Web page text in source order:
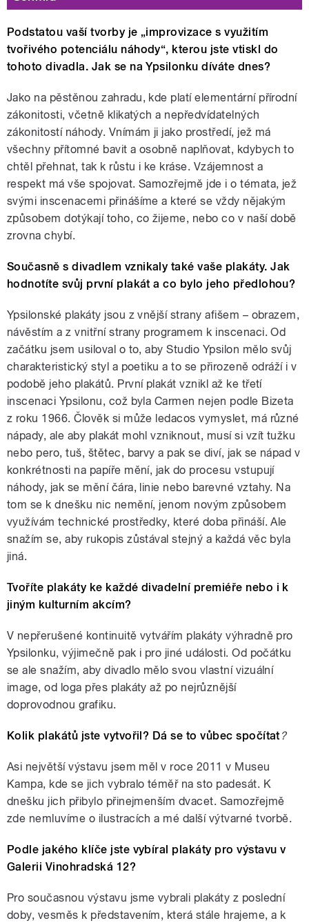
Podstatou vaší tvorby je „improvizace s využitím
tvořivého potenciálu náhody“, kterou jste vtiskl do
tohoto divadla. Jak se na Ypsilonku díváte dnes?
Jako na pěstěnou zahradu, kde platí elementární přírodní
zákonitosti, včetně klikatých a nepředvídatelných
zákonitostí náhody. Vnímám ji jako prostředí, jež má
všechny přítomné bavit a osobně naplňovat, kdybych to
chtěl přehnat, tak k růstu i ke kráse. Vzájemnost a
respekt má vše spojovat. Samozřejmě jde i o témata, jež
svými inscenacemi přinášíme a které se vždy nějakým
způsobem dotýkají toho, co žijeme, nebo co v naší době
zrovna chybí.
Současně s divadlem vznikaly také vaše plakáty. Jak
hodnotíte svůj první plakát a co bylo jeho předlohou?
Ypsilonské plakáty jsou z vnější strany afišem – obrazem,
návěstím a z vnitřní strany programem k inscenaci. Od
začátku jsem usiloval o to, aby Studio Ypsilon mělo svůj
charakteristický styl a poetiku a to se přirozeně odráží i v
podobě jeho plakátů. První plakát vznikl až ke třetí
inscenaci Ypsilonu, což byla Carmen nejen podle Bizeta
z roku 1966. Člověk si může ledacos vymyslet, má různé
nápady, ale aby plakát mohl vzniknout, musí si vzít tužku
nebo pero, tuš, štětec, barvy a pak se diví, jak se nápad v
konkrétnosti na papíře mění, jak do procesu vstupují
náhody, jak se mění čára, linie nebo barevné vztahy. Na
tom se k dnešku nic nemění, jenom novým způsobem
využívám technické prostředky, které doba přináší. Ale
snažím se, aby rukopis zůstával stejný a každá věc byla
jiná.
Tvoříte plakáty ke každé divadelní premiéře nebo i k
jiným kulturním akcím?
V nepřerušené kontinuitě vytvářím plakáty výhradně pro
Ypsilonku, výjimečně pak i pro jiné události. Od počátku
se ale snažím, aby divadlo mělo svou vlastní vizuální
image, od loga přes plakáty až po nejrůznější
doprovodnou grafiku.
Kolik plakátů jste vytvořil? Dá se to vůbec spočítat ?
Asi největší výstavu jsem měl v roce 2011 v Museu
Kampa, kde se jich vybralo téměř na sto padesát. K
dnešku jich přibylo přinejmenším dvacet. Samozřejmě
zde nemluvíme o ilustracích a mé další výtvarné tvorbě.
Podle jakého klíče jste vybíral plakáty pro výstavu v
Galerii Vinohradská 12?
Pro současnou výstavu jsme vybrali plakáty z poslední
doby, vesměs k představením, která stále hrajeme, a k